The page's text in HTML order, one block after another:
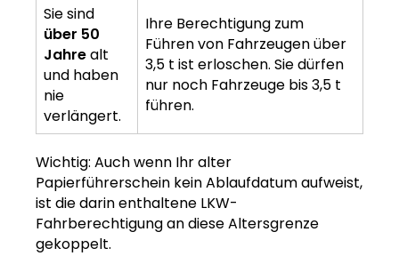
Sie sind
über 50
Jahrealt
und haben
nie
verlängert.
Ihre Berechtigung zum
Führen von Fahrzeugen über
3,5 t ist erloschen. Sie dürfen
nur noch Fahrzeuge bis 3,5 t
führen.
Wichtig: Auch wenn Ihr alter
Papierführerschein kein Ablaufdatum aufweist,
ist die darin enthaltene LKW-
Fahrberechtigung an diese Altersgrenze
gekoppelt.